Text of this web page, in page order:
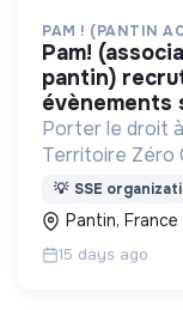
PAM ! (PANTIN
pam! (association pour un droit à l’emploi à
pantin)
évènements
Porter le droit
Territoire Zéro
(Quartier des
dignes,
💡 SSE
Pantin, France
15 days ago